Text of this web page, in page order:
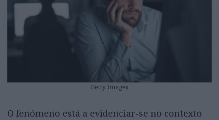
Getty Images
O fenómeno está a evidenciar-se no contexto